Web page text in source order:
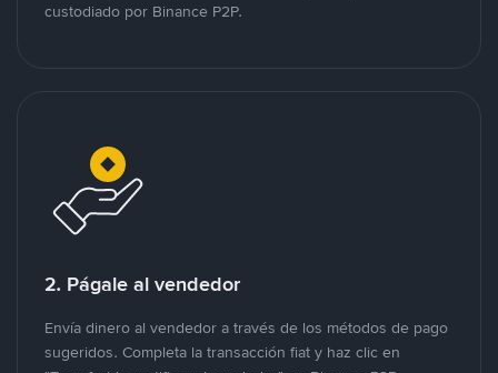
custodiado por Binance P2P.
2. Págale al vendedor
Envía dinero al vendedor a través de los métodos de pago
sugeridos. Completa la transacción fiat y haz clic en